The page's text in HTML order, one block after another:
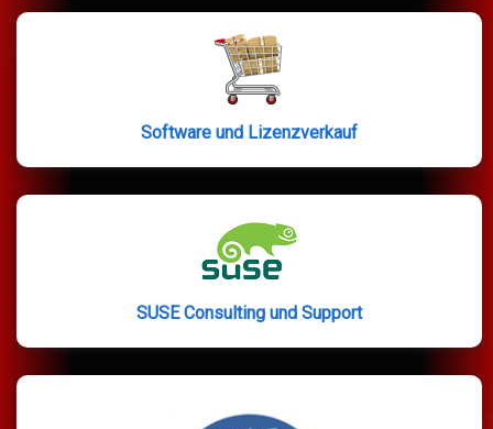
Software und Lizenzverkauf
SUSE Consulting und Support